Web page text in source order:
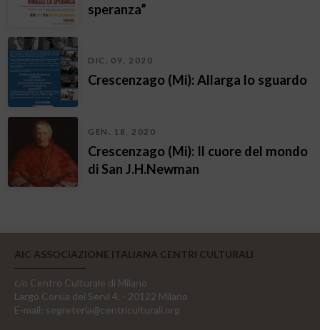
speranza”
DIC. 09, 2020
Crescenzago (Mi): Allarga lo sguardo
GEN. 18, 2020
Crescenzago (Mi): Il cuore del mondo
di San J.H.Newman
AIC ASSOCIAZIONE ITALIANA CENTRI CULTURALI
c/o Centro Culturale di Milano
Largo Corsia dei Servi 4, - 20122 Milano
E-mail: segreteria@centriculturali.org